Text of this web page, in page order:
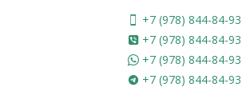
+7 (978) 844-84-93
+7 (978) 844-84-93
+7 (978) 844-84-93
+7 (978) 844-84-93